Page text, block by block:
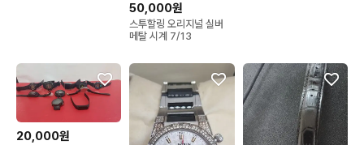
50,000원
스투할링 오리지널 실버
메탈 시계 7/13
20,000원